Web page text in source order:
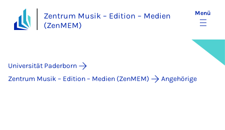
Zentrum Musik – Edition – Medien
(ZenMEM)
Menü
Universität Paderborn
Zentrum Musik – Edition – Medien (ZenMEM)
Angehörige